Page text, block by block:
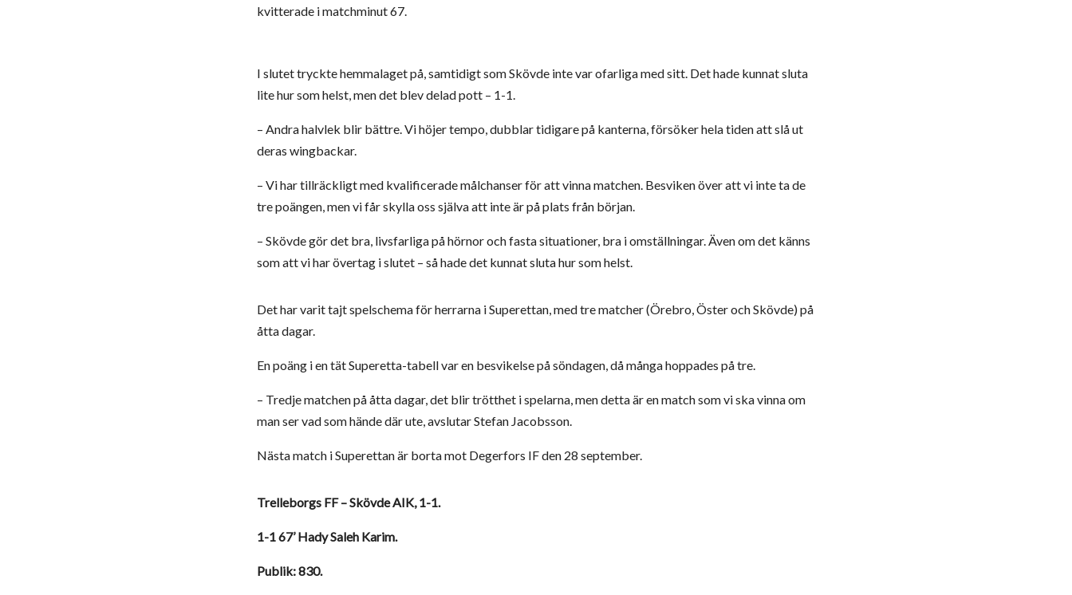
kvitterade i matchminut 67.
I slutet tryckte hemmalaget på, samtidigt som Skövde inte var ofarliga med sitt. Det hade kunnat sluta
lite hur som helst, men det blev delad pott – 1-1.
– Andra halvlek blir bättre. Vi höjer tempo, dubblar tidigare på kanterna, försöker hela tiden att slå ut
deras wingbackar.
– Vi har tillräckligt med kvalificerade målchanser för att vinna matchen. Besviken över att vi inte ta de
tre poängen, men vi får skylla oss själva att inte är på plats från början.
– Skövde gör det bra, livsfarliga på hörnor och fasta situationer, bra i omställningar. Även om det känns
som att vi har övertag i slutet – så hade det kunnat sluta hur som helst.
Det har varit tajt spelschema för herrarna i Superettan, med tre matcher (Örebro, Öster och Skövde) på
åtta dagar.
En poäng i en tät Superetta-tabell var en besvikelse på söndagen, då många hoppades på tre.
– Tredje matchen på åtta dagar, det blir trötthet i spelarna, men detta är en match som vi ska vinna om
man ser vad som hände där ute, avslutar Stefan Jacobsson.
Nästa match i Superettan är borta mot Degerfors IF den 28 september.
Trelleborgs FF – Skövde AIK, 1-1.
1-1 67’ Hady Saleh Karim.
Publik: 830.